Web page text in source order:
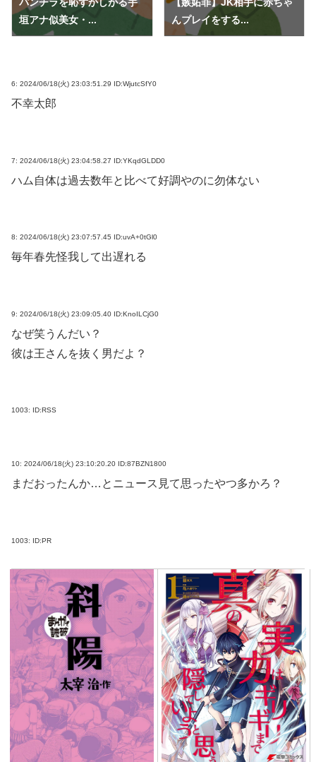
パンチラを恥ずかしがる宇
垣アナ似美女・...
【嫉妬罪】JK相手に赤ちゃ
んプレイをする...
6: 2024/06/18(火) 23:03:51.29 ID:WjutcSfY0
不幸太郎
7: 2024/06/18(火) 23:04:58.27 ID:YKqdGLDD0
ハム自体は過去数年と比べて好調やのに勿体ない
8: 2024/06/18(火) 23:07:57.45 ID:uvA+0tGl0
毎年春先怪我して出遅れる
9: 2024/06/18(火) 23:09:05.40 ID:KnoILCjG0
なぜ笑うんだい？
彼は王さんを抜く男だよ？
1003: ID:RSS
10: 2024/06/18(火) 23:10:20.20 ID:87BZN1800
まだおったんか…とニュース見て思ったやつ多かろ？
1003: ID:PR